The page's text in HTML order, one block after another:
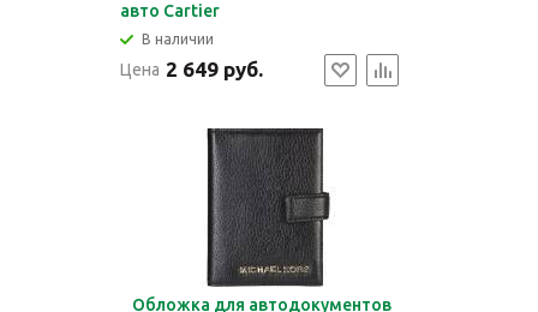
авто Cartier
В наличии
Цена 2 649 руб.
Обложка для автодокументов